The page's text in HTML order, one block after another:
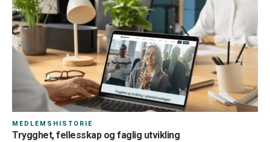
MEDLEMSHISTORIE
Trygghet, fellesskap og faglig utvikling